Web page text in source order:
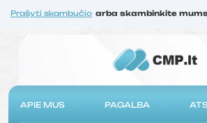
Prašyti skambučio arba skambinkite
APIE MUS PAGALBA